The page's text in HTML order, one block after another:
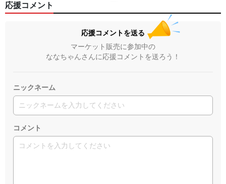
応援コメント
応援コメントを送る
マーケット販売に参加中の
ななちゃんさんに応援コメントを送ろう！
ニックネーム
コメント